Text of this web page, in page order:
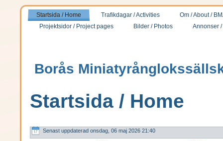
Startsida / Home Trafikdagar / Activities
Om / About /
Projektsidor / Project pages
Bilder / Photos Annonser
Borås
Startsida / Home
Senast uppdaterad onsdag, 06 maj 2026 21:40